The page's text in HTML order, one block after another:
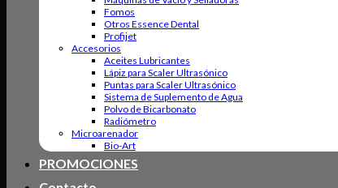
Fomos
Otros Essence Dental
Profijet
Accesorios
Aceites Lubricantes
Lápiz para Scaler Ultrasónico
Puntas para Scaler Ultrasónico
Sistema de Suplemento de Agua
Polvo de Bicarbonato
Radiómetro
Microarenador
Bio-Art
PROMOCIONES